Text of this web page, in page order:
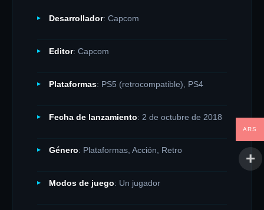
Desarrollador: Capcom
Editor: Capcom
Plataformas: PS5 (retrocompatible), PS4
Fecha de lanzamiento: 2 de octubre de 2018
Género: Plataformas, Acción, Retro
Modos de juego: Un jugador
ARS